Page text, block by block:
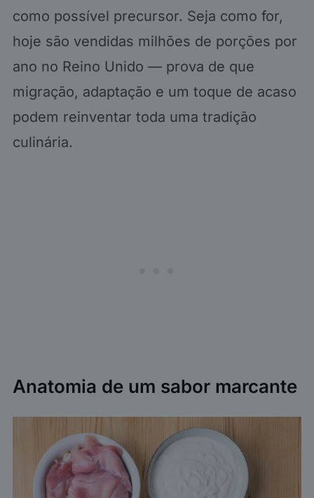
como possível precursor. Seja como for,
hoje são vendidas milhões de porções por
ano no Reino Unido — prova de que
migração, adaptação e um toque de acaso
podem reinventar toda uma tradição
culinária.
Anatomia de um sabor marcante